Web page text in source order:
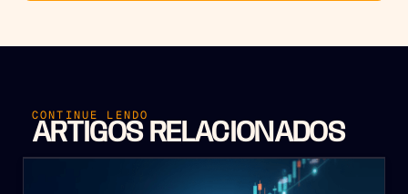
CONTINUE LENDO
ARTIGOS RELACIONADOS